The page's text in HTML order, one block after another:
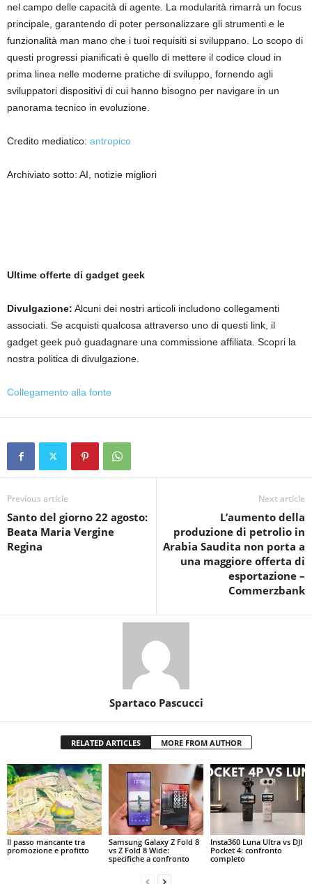
nel campo delle capacità di agente. La modularità rimarrà un focus
principale, garantendo di poter personalizzare gli strumenti e le
funzionalità man mano che i tuoi requisiti si sviluppano. Lo scopo di
questi progressi pianificati è quello di mettere il codice cloud in
prima linea nelle moderne pratiche di sviluppo, fornendo agli
sviluppatori dispositivi di cui hanno bisogno per navigare in un
panorama tecnico in evoluzione.
Credito mediatico: antropico
Archiviato sotto: AI, notizie migliori
Ultime offerte di gadget geek
Divulgazione: Alcuni dei nostri articoli includono collegamenti
associati. Se acquisti qualcosa attraverso uno di questi link, il
gadget geek può guadagnare una commissione affiliata. Scopri la
nostra politica di divulgazione.
Collegamento alla fonte
Previous article
Santo del giorno 22 agosto:
Beata Maria Vergine
Regina
Next article
L’aumento della
produzione di petrolio in
Arabia Saudita non porta a
una maggiore offerta di
esportazione –
Commerzbank
Spartaco Pascucci
RELATED ARTICLES MORE FROM AUTHOR
Il passo mancante tra
promozione e profitto
Samsung Galaxy Z Fold 8
vs Z Fold 8 Wide:
specifiche a confronto
Insta360 Luna Ultra vs DJI
Pocket 4: confronto
completo